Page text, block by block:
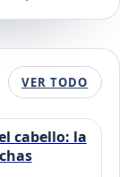
VER TODO
cabello: la